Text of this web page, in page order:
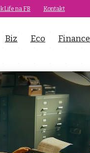
na FB Kontakt
Biz Eco Finance